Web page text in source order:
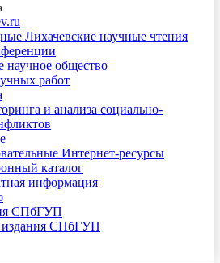
Лихачевские научные чтения
научное общество
работ
и анализа социально-
Интернет-ресурсы
каталог
информация
СПбГУП
СПбГУП